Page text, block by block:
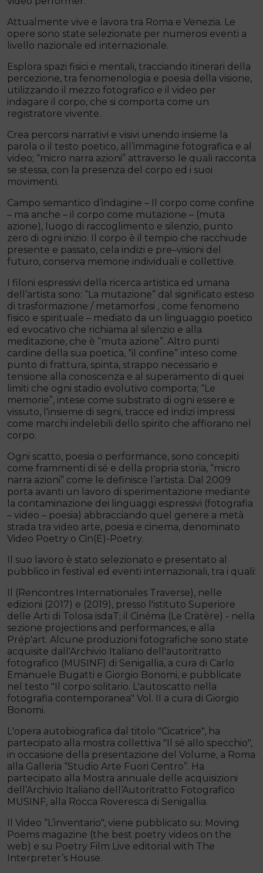
Attualmente vive e lavora tra Roma e Venezia. Le
opere sono state selezionate per numerosi eventi a
livello nazionale ed internazionale.
Esplora spazi fisici e mentali, tracciando itinerari della
percezione, tra fenomenologia e poesia della visione,
utilizzando il mezzo fotografico e il video per
indagare il corpo, che si comporta come un
registratore vivente.
Crea percorsi narrativi e visivi unendo insieme la
parola o il testo poetico, all’immagine fotografica e al
video; “micro narra azioni” attraverso le quali racconta
se stessa, con la presenza del corpo ed i suoi
movimenti.
Campo semantico d’indagine – Il corpo come confine
– ma anche – il corpo come mutazione – (muta
azione), luogo di raccoglimento e silenzio, punto
zero di ogni inizio. Il corpo è il tempio che racchiude
presente e passato, cela indizi e pre–visioni del
futuro, conserva memorie individuali e collettive.
I filoni espressivi della ricerca artistica ed umana
dell’artista sono: “La mutazione” dal significato esteso
di trasformazione / metamorfosi , come fenomeno
fisico e spirituale – mediato da un linguaggio poetico
ed evocativo che richiama al silenzio e alla
meditazione, che è “muta azione”. Altro punti
cardine della sua poetica, “il confine” inteso come
punto di frattura, spinta, strappo necessario e
tensione alla conoscenza e al superamento di quei
limiti che ogni stadio evolutivo comporta; “Le
memorie”, intese come substrato di ogni essere e
vissuto, l'insieme di segni, tracce ed indizi impressi
come marchi indelebili dello spirito che affiorano nel
corpo.
Ogni scatto, poesia o performance, sono concepiti
come frammenti di sé e della propria storia, “micro
narra azioni” come le definisce l’artista. Dal 2009
porta avanti un lavoro di sperimentazione mediante
la contaminazione dei linguaggi espressivi (fotografia
– video – poesia) abbracciando quel genere a metà
strada tra video arte, poesia e cinema, denominato
Video Poetry o Cin(E)-Poetry.
Il suo lavoro è stato selezionato e presentato al
pubblico in festival ed eventi internazionali, tra i quali:
Il (Rencontres Internationales Traverse), nelle
edizioni (2017) e (2019), presso l'istituto Superiore
delle Arti di Tolosa isdaT; il Cinéma (Le Cratère) - nella
sezione projections and performances, e alla
Prép'art. Alcune produzioni fotografiche sono state
acquisite dall'Archivio Italiano dell'autoritratto
fotografico (MUSINF) di Senigallia, a cura di Carlo
Emanuele Bugatti e Giorgio Bonomi, e pubblicate
nel testo "Il corpo solitario. L'autoscatto nella
fotografia contemporanea" Vol. II a cura di Giorgio
Bonomi.
L'opera autobiografica dal titolo "Cicatrice", ha
partecipato alla mostra collettiva "Il sé allo specchio",
in occasione della presentazione del Volume, a Roma
alla Galleria “Studio Arte Fuori Centro”. Ha
partecipato alla Mostra annuale delle acquisizioni
dell’Archivio Italiano dell’Autoritratto Fotografico
MUSINF, alla Rocca Roveresca di Senigallia.
Il Video “L’inventario", viene pubblicato su: Moving
Poems magazine (the best poetry videos on the
web) e su Poetry Film Live editorial with The
Interpreter’s House.